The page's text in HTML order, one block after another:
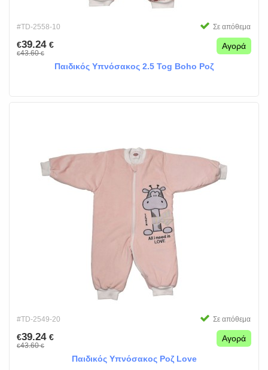
#TD-2558-10 Σε απόθεμα
€39.24 €
€43.60€
Αγορά
Παιδικός Υπνόσακος 2.5 Tog Boho Ροζ
#TD-2549-20 Σε απόθεμα
€39.24 €
€43.60€
Αγορά
Παιδικός Υπνόσακος Ροζ Love